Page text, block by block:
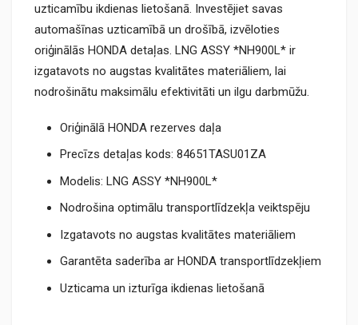
uzticamību ikdienas lietošanā. Investējiet savas
automašīnas uzticamībā un drošībā, izvēloties
oriģinālās HONDA detaļas. LNG ASSY *NH900L* ir
izgatavots no augstas kvalitātes materiāliem, lai
nodrošinātu maksimālu efektivitāti un ilgu darbmūžu.
Oriģinālā HONDA rezerves daļa
Precīzs detaļas kods: 84651TASU01ZA
Modelis: LNG ASSY *NH900L*
Nodrošina optimālu transportlīdzekļa veiktspēju
Izgatavots no augstas kvalitātes materiāliem
Garantēta saderība ar HONDA transportlīdzekļiem
Uzticama un izturīga ikdienas lietošanā